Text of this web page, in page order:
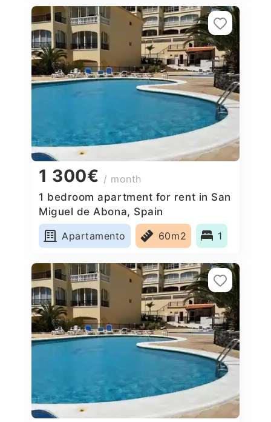
1 300€ / month
1 bedroom apartment for rent in San
Miguel de Abona, Spain
Apartamento
60m2 1